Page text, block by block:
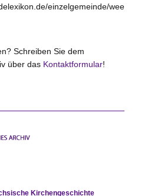
einzelgemeinde/wee
Schreiben Sie dem
über das Kontaktformular!
Kirchengeschichte